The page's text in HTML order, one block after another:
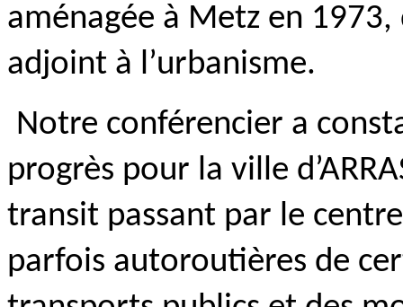
aménagée à Metz en
adjoint à l’urbanisme.
Notre conférencier a
progrès pour la ville
transit passant par le
parfois autoroutières de